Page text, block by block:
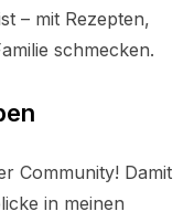
– mit Rezepten,
schmecken.
Community! Damit
in meinen